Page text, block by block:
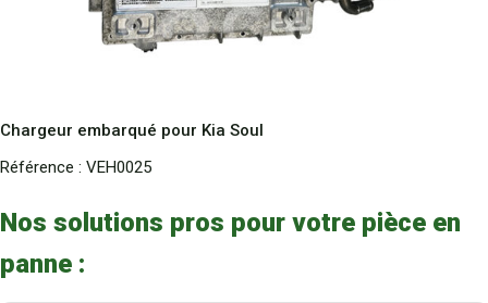
Chargeur embarqué pour Kia Soul
Référence : VEH0025
Nos solutions pros pour votre pièce en
panne :